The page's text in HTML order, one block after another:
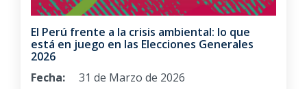
El Perú frente a la crisis ambiental: lo que
está en juego en las Elecciones Generales
2026
Fecha:
31 de Marzo de 2026